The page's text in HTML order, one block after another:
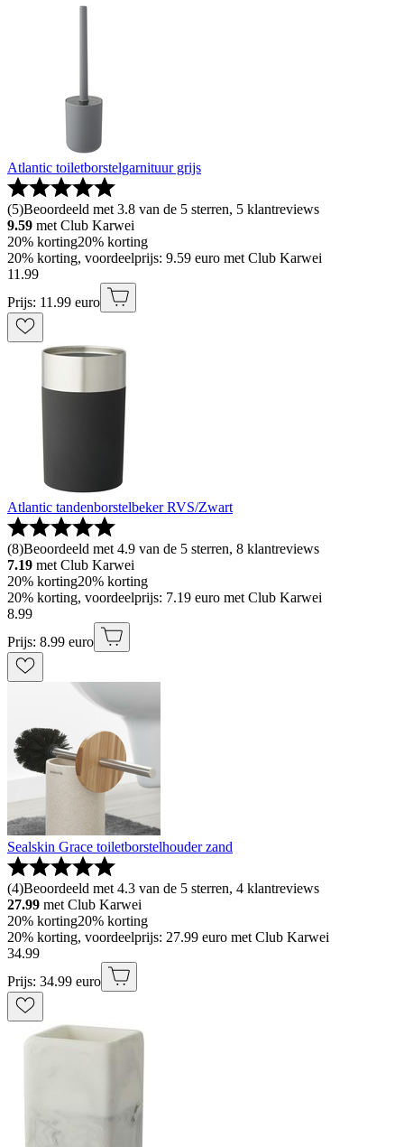
Atlantic toiletborstelgarnituur grijs
(5)Beoordeeld met 3.8 van de 5 sterren, 5 klantreviews
9.59 met Club Karwei
20% korting20% korting
20% korting, voordeelprijs: 9.59 euro met Club Karwei
11 .99
Prijs: 11.99 euro
Atlantic tandenborstelbeker RVS/Zwart
(8)Beoordeeld met 4.9 van de 5 sterren, 8 klantreviews
7.19 met Club Karwei
20% korting20% korting
20% korting, voordeelprijs: 7.19 euro met Club Karwei
8.99
Prijs: 8.99 euro
Sealskin Grace toiletborstelhouder zand
(4)Beoordeeld met 4.3 van de 5 sterren, 4 klantreviews
27.99 met Club Karwei
20% korting20% korting
20% korting, voordeelprijs: 27.99 euro met Club Karwei
34.99
Prijs: 34.99 euro